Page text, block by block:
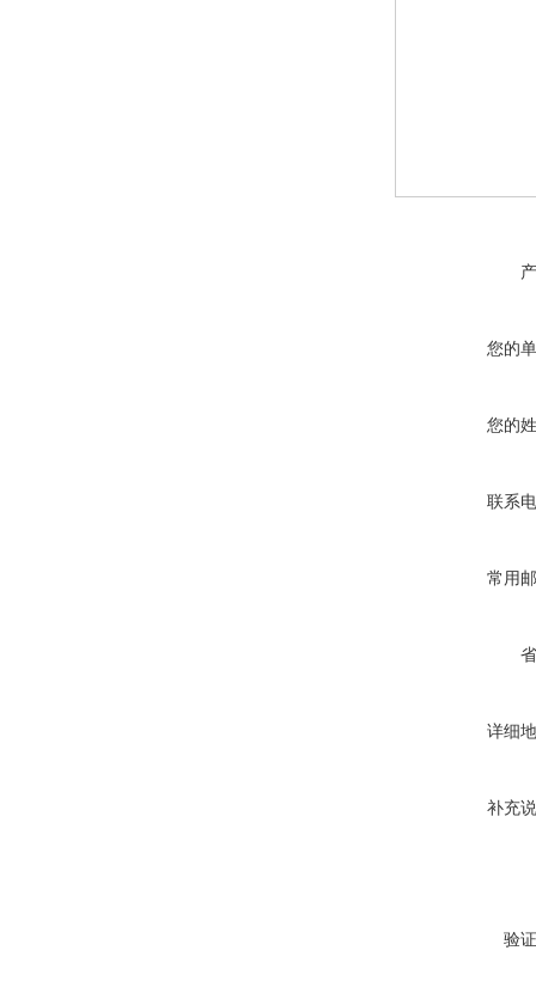
您的
您的
联系
常用
详细
补充
验